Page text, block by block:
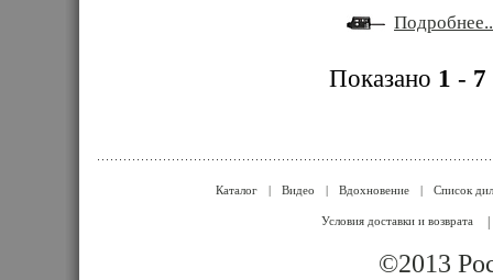
Показано 1 - 7
Каталог | Видео | Вдохновение | Список
Условия доставки и возврата
©2013